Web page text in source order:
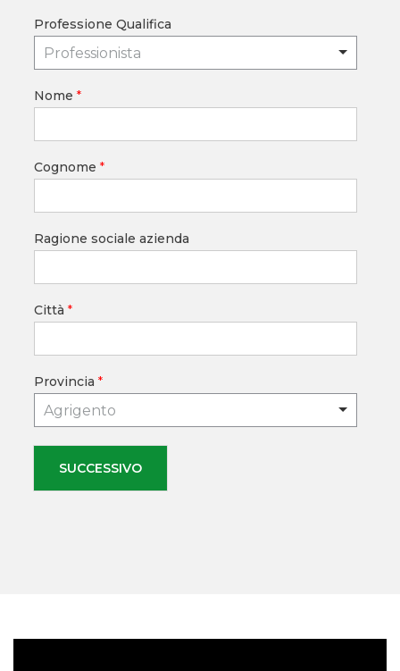
Professione Qualifica
Professionista
Nome *
Cognome *
Ragione sociale azienda
Città *
Provincia *
Agrigento
SUCCESSIVO